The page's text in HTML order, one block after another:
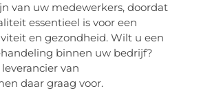
van uw medewerkers, doordat
essentieel is voor een
en gezondheid. Wilt u een
binnen uw bedrijf?
van
daar graag voor.